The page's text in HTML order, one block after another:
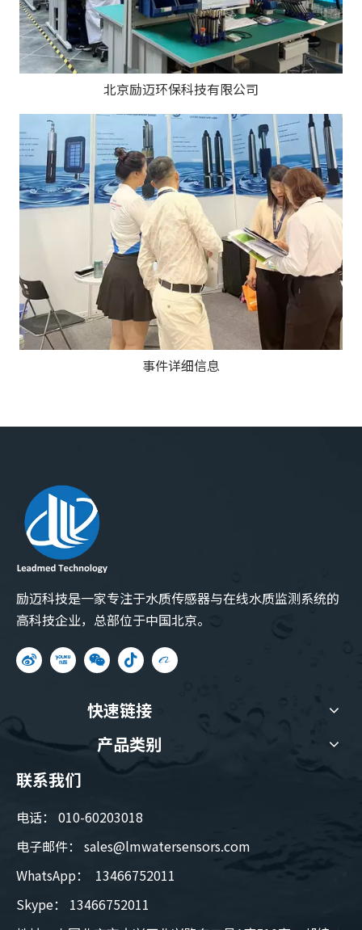
北京励迈环保科技有限公司
事件详细信息
励迈科技是一家专注于水质传感器与在线水质监测系统的
高科技企业，总部位于中国北京。
快速链接
产品类别
联系我们
电话： 010-60203018
电子邮件： sales@lmwatersensors.com
WhatsApp： 13466752011
Skype： 13466752011